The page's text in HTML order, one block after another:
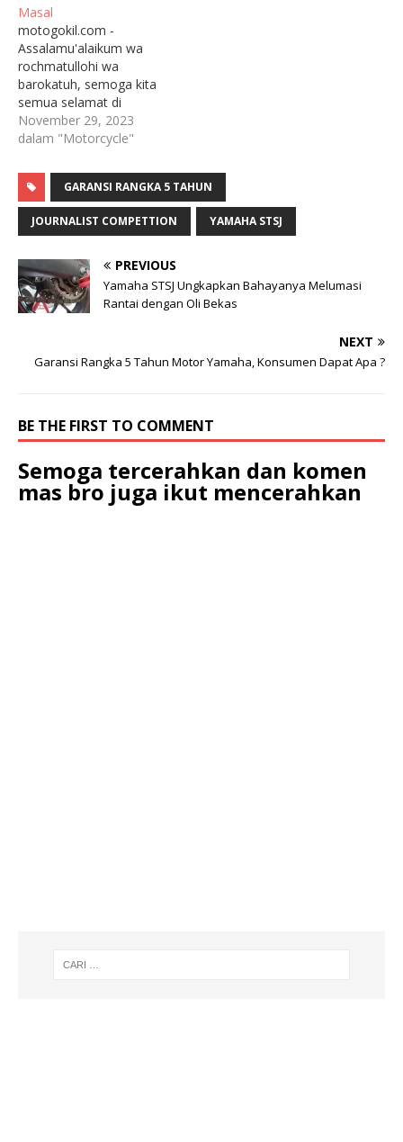
pasaran cenderung
merugikan. Karena si
penjual harus bersiap
menerima komplen
mengenai produk
barangnya dari konsumen
yang merasa dirugikan.
Kerugiannya bagi…
Masal
motogokil.com -
Assalamu'alaikum wa
rochmatullohi wa
barokatuh, semoga kita
semua selamat di
perjalanan sampai ke
tujuan. Setelah yamaha
rangka 5 tahun, maka
akan dan pasti terjadi
perubahan paradigma
menganai bagaimana
jaminan kepada produk
motornya. Tak lama
kemudian honda juga ikut
memberikan garansi 5
November 29, 2023
dalam "Motorcycle"
GARANSI RANGKA 5 TAHUN
JOURNALIST COMPETTION YAMAHA STSJ
PREVIOUS
Yamaha STSJ Ungkapkan Bahayanya Melumasi
Rantai dengan Oli Bekas
NEXT
Garansi Rangka 5 Tahun Motor Yamaha, Konsumen Dapat Apa ?
BE THE FIRST TO COMMENT
Semoga tercerahkan dan komen
mas bro juga ikut mencerahkan